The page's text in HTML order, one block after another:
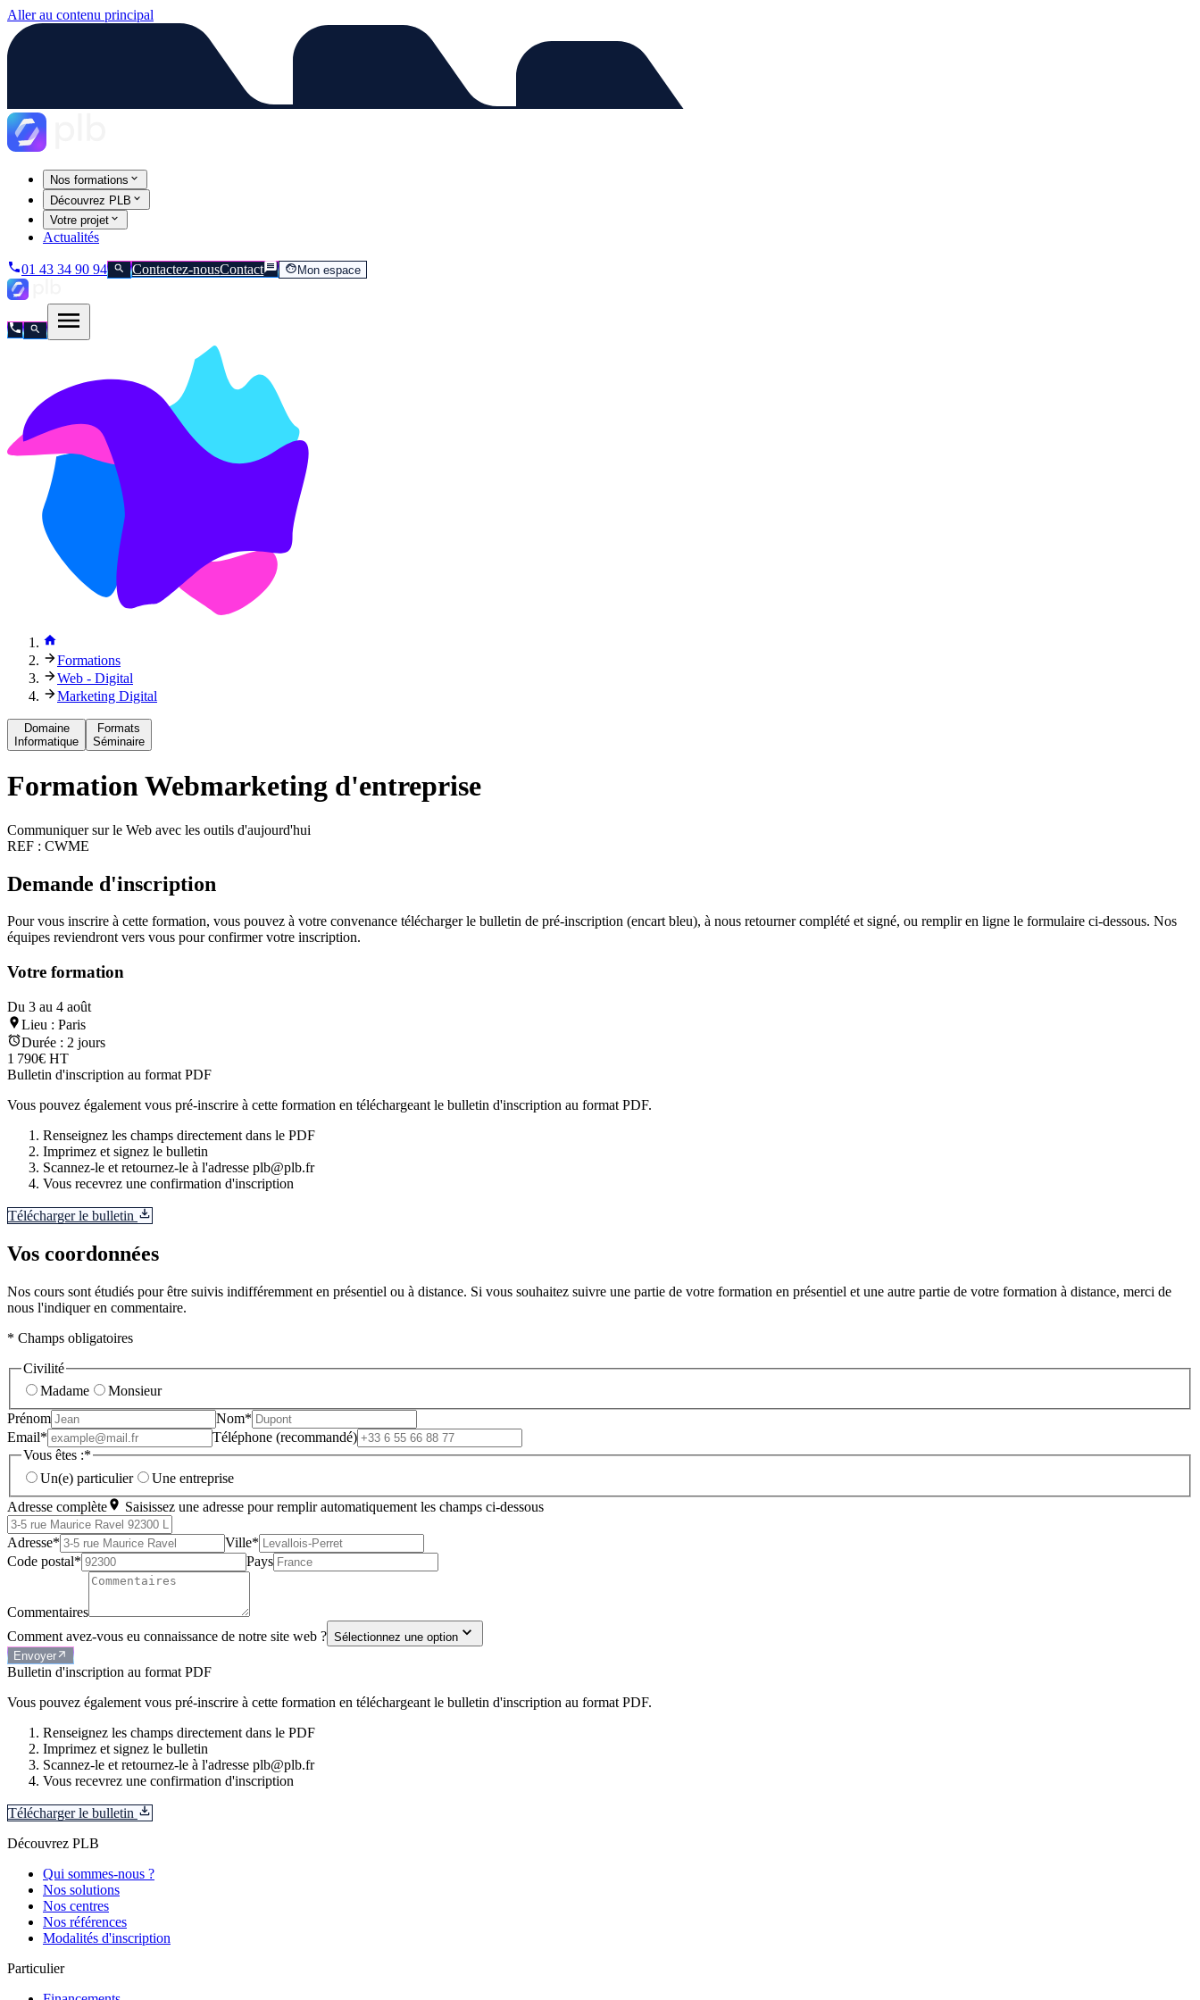
Aller au contenu principal
Nos formations
Découvrez PLB
Votre projet
Actualités
01 43 34 90 94 Contactez-nousContact Mon espace
Formations
Web - Digital
Marketing Digital
Domaine
Informatique
Formats
Séminaire
Formation Webmarketing d'entreprise
Communiquer sur le Web avec les outils d'aujourd'hui
REF : CWME
Demande d'inscription
Pour vous inscrire à cette formation, vous pouvez à votre convenance télécharger le bulletin de pré-inscription (encart bleu), à nous retourner complété et signé, ou remplir en ligne le formulaire ci-dessous. Nos
équipes reviendront vers vous pour confirmer votre inscription.
Votre formation
Du 3 au 4 août
Lieu : Paris
Durée : 2 jours
1 790€ HT
Bulletin d'inscription au format PDF
Vous pouvez également vous pré-inscrire à cette formation en téléchargeant le bulletin d'inscription au format PDF.
Renseignez les champs directement dans le PDF
Imprimez et signez le bulletin
Scannez-le et retournez-le à l'adresse plb@plb.fr
Vous recevrez une confirmation d'inscription
Télécharger le bulletin
Vos coordonnées
Nos cours sont étudiés pour être suivis indifféremment en présentiel ou à distance. Si vous souhaitez suivre une partie de votre formation en présentiel et une autre partie de votre formation à distance, merci de
nous l'indiquer en commentaire.
* Champs obligatoires
Civilité
Madame
Monsieur
Prénom
Nom*
Email*
Téléphone (recommandé)
Vous êtes :*
Un(e) particulier
Une entreprise
Adresse complète
Saisissez une adresse pour remplir automatiquement les champs ci-dessous
Adresse*
Ville*
Code postal*
Pays
Commentaires
Comment avez-vous eu connaissance de notre site web ? Sélectionnez une option
Envoyer
Bulletin d'inscription au format PDF
Vous pouvez également vous pré-inscrire à cette formation en téléchargeant le bulletin d'inscription au format PDF.
Renseignez les champs directement dans le PDF
Imprimez et signez le bulletin
Scannez-le et retournez-le à l'adresse plb@plb.fr
Vous recevrez une confirmation d'inscription
Télécharger le bulletin
Découvrez PLB
Qui sommes-nous ?
Nos solutions
Nos centres
Nos références
Modalités d'inscription
Particulier